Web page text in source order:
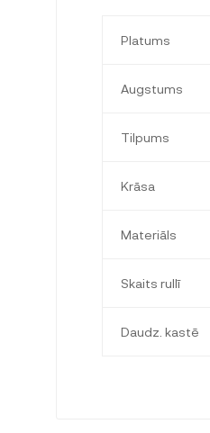
Platums
Augstums
Tilpums
Krāsa
Materiāls
Skaits rullī
Daudz. kastē